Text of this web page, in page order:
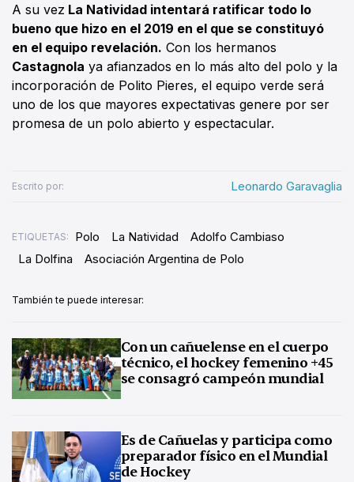
A su vez La Natividad intentará ratificar todo lo
bueno que hizo en el 2019 en el que se constituyó
en el equipo revelación. Con los hermanos
Castagnola ya afianzados en lo más alto del polo y la
incorporación de Polito Pieres, el equipo verde será
uno de los que mayores expectativas genere por ser
promesa de un polo abierto y espectacular.
Escrito por: Leonardo Garavaglia
ETIQUETAS: Polo La Natividad
Adolfo Cambiaso
La Dolfina
Asociación Argentina de Polo
También te puede interesar:
Con un cañuelense en el cuerpo
técnico, el hockey femenino +45
se consagró campeón mundial
Es de Cañuelas y participa como
preparador físico en el Mundial
de Hockey